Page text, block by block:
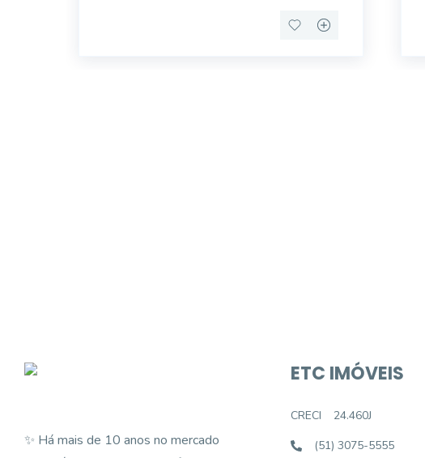
✨ Há mais de 10 anos no mercado
ETC IMÓVEIS
CRECI
24.460J
(51) 3075-5555